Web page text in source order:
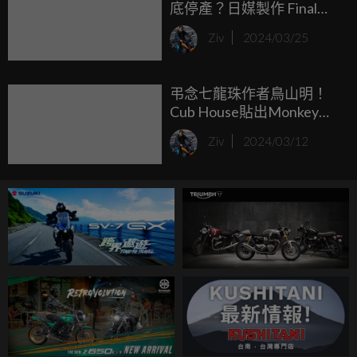
底停產？日媒製作 Final
Edition 預測圖！
Ziv 2024/03/25
弔念七龍珠作者鳥山明！
Cub House貼出Monkey
125 x Dragon Ball 特仕版，
經典聯名有望重新上市？
Ziv 2024/03/12